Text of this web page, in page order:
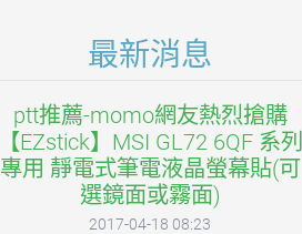
最新消息
ptt推薦-momo網友熱烈搶購
【EZstick】MSI GL72 6QF 系列
專用 靜電式筆電液晶螢幕貼(可
選鏡面或霧面)
2017-04-18 08:23